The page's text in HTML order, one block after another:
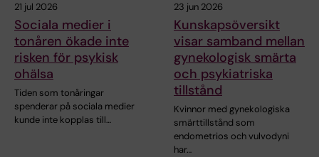
21 jul 2026
Sociala medier i
tonåren ökade inte
risken för psykisk
ohälsa
Tiden som tonåringar
spenderar på sociala medier
kunde inte kopplas till…
23 jun 2026
Kunskapsöversikt
visar samband mellan
gynekologisk smärta
och psykiatriska
tillstånd
Kvinnor med gynekologiska
smärttillstånd som
endometrios och vulvodyni
har…